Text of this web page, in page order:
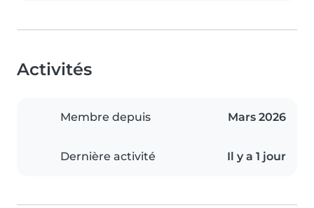
Activités
Membre depuis Mars 2026
Dernière activité Il y a 1 jour